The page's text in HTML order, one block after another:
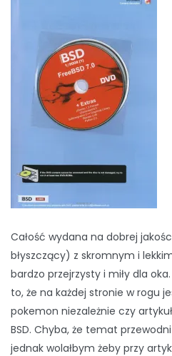
Całość wydana na dobrej
błyszczący) z skromnym i
bardzo przejrzysty i miły dla
to, że na każdej stronie w rogu
pokemon niezależnie czy
BSD. Chyba, że temat
jednak wolałbym żeby przy